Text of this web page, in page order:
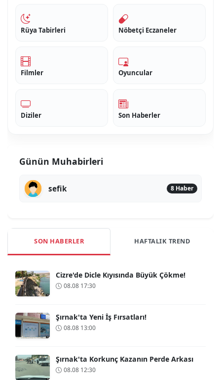
Rüya Tabirleri Nöbetçi Eczaneler
Filmler Oyuncular
Diziler Son Haberler
Günün Muhabirleri
sefik 8 Haber
SON HABERLER HAFTALIK TREND
Cizre'de Dicle Kıyısında Büyük Çökme!
08.08 17:30
Şırnak'ta Yeni İş Fırsatları!
08.08 13:00
Şırnak'ta Korkunç Kazanın Perde Arkası
08.08 12:30